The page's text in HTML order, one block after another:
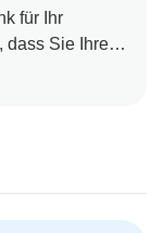
für Ihr
dass Sie Ihre